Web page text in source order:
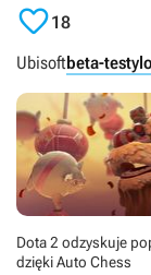
18
Ubisoftbeta-testy
Dota 2 odzyskuje
dzięki Auto Chess